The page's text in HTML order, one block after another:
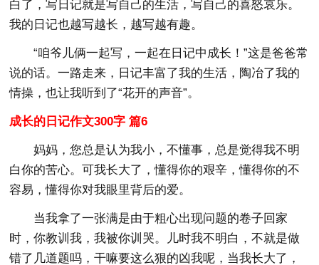
白了，写日记就是写自己的生活，写自己的喜怒哀乐。
我的日记也越写越长，越写越有趣。
“咱爷儿俩一起写，一起在日记中成长！”这是爸爸常
说的话。一路走来，日记丰富了我的生活，陶冶了我的
情操，也让我听到了“花开的声音”。
成长的日记作文300字 篇6
妈妈，您总是认为我小，不懂事，总是觉得我不明
白你的苦心。可我长大了，懂得你的艰辛，懂得你的不
容易，懂得你对我眼里背后的爱。
当我拿了一张满是由于粗心出现问题的卷子回家
时，你教训我，我被你训哭。儿时我不明白，不就是做
错了几道题吗，干嘛要这么狠的凶我呢，当我长大了，